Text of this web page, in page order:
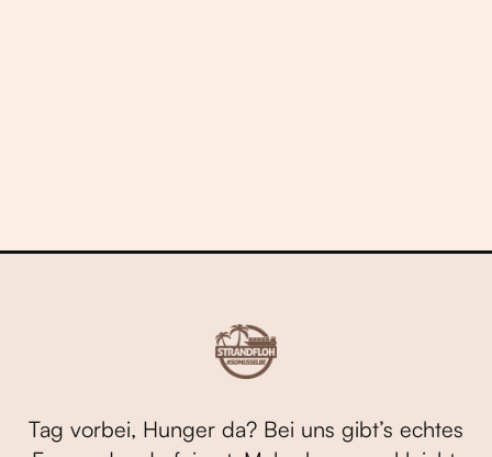
Tag vorbei, Hunger da? Bei uns gibt’s echtes